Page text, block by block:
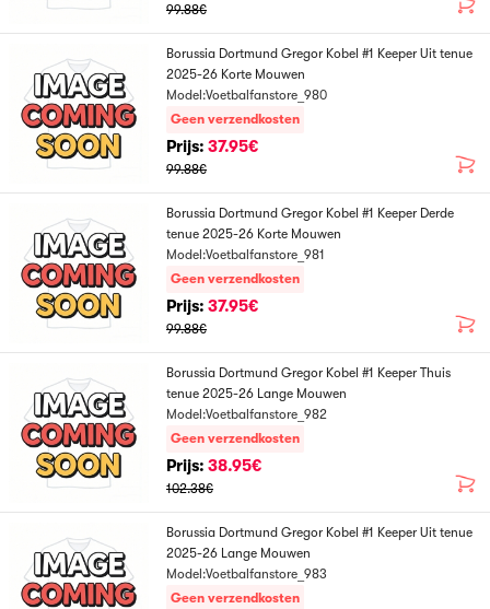
99.88€
Borussia Dortmund Gregor Kobel #1 Keeper Uit tenue
2025-26 Korte Mouwen
Model:Voetbalfanstore_980
Geen verzendkosten
Prijs: 37.95€
99.88€
Borussia Dortmund Gregor Kobel #1 Keeper Derde
tenue 2025-26 Korte Mouwen
Model:Voetbalfanstore_981
Geen verzendkosten
Prijs: 37.95€
99.88€
Borussia Dortmund Gregor Kobel #1 Keeper Thuis
tenue 2025-26 Lange Mouwen
Model:Voetbalfanstore_982
Geen verzendkosten
Prijs: 38.95€
102.38€
Borussia Dortmund Gregor Kobel #1 Keeper Uit tenue
2025-26 Lange Mouwen
Model:Voetbalfanstore_983
Geen verzendkosten